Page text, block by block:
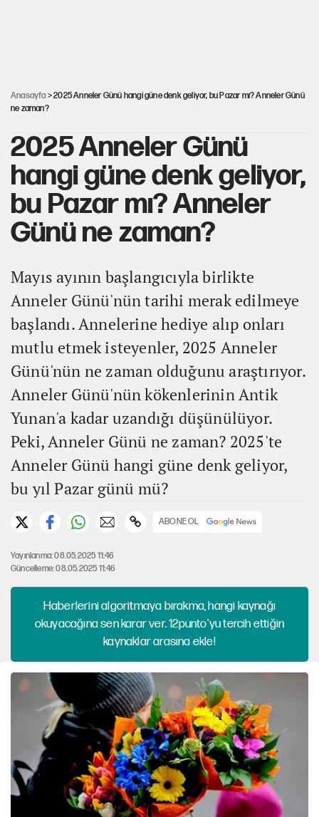
Anasayfa > 2025 Anneler Günü hangi güne denk geliyor, bu Pazar mı? Anneler Günü
ne zaman?
2025 Anneler Günü
hangi güne denk geliyor,
bu Pazar mı? Anneler
Günü ne zaman?
Mayıs ayının başlangıcıyla birlikte
Anneler Günü'nün tarihi merak edilmeye
başlandı. Annelerine hediye alıp onları
mutlu etmek isteyenler, 2025 Anneler
Günü'nün ne zaman olduğunu araştırıyor.
Anneler Günü'nün kökenlerinin Antik
Yunan'a kadar uzandığı düşünülüyor.
Peki, Anneler Günü ne zaman? 2025'te
Anneler Günü hangi güne denk geliyor,
bu yıl Pazar günü mü?
ABONE OL
Yayınlanma: 08.05.2025 11:46
Güncelleme: 08.05.2025 11:46
Haberlerini algoritmaya bırakma, hangi kaynağı
okuyacağına sen karar ver. 12punto'yu tercih ettiğin
kaynaklar arasına ekle!